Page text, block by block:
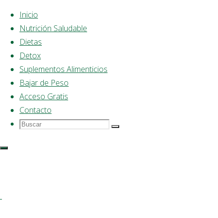
Saltar
contenido
Inicio
Nutrición Saludable
Dietas
Detox
Suplementos Alimenticios
Bajar de Peso
Acceso Gratis
Contacto
Buscar
Buscar:
Buscar